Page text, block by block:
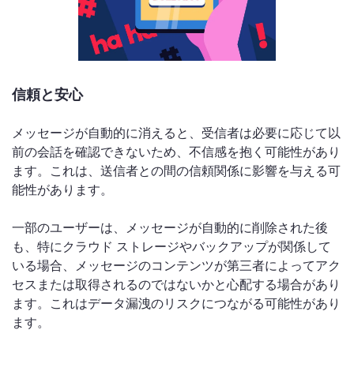
信頼と安心
メッセージが自動的に消えると、受信者は必要に応じて以
前の会話を確認できないため、不信感を抱く可能性があり
ます。これは、送信者との間の信頼関係に影響を与える可
能性があります。
一部のユーザーは、メッセージが自動的に削除された後
も、特にクラウド ストレージやバックアップが関係して
いる場合、メッセージのコンテンツが第三者によってアク
セスまたは取得されるのではないかと心配する場合があり
ます。これはデータ漏洩のリスクにつながる可能性があり
ます。